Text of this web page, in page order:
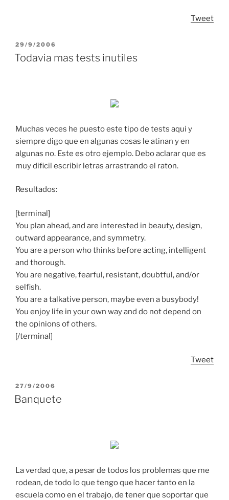
Tweet
POSTED
ON
29/9/2006
Todavia mas tests inutiles
Muchas veces he puesto este tipo de tests aqui y
siempre digo que en algunas cosas le atinan y en
algunas no. Este es otro ejemplo. Debo aclarar que es
muy dificil escribir letras arrastrando el raton.
Resultados:
[terminal]
You plan ahead, and are interested in beauty, design,
outward appearance, and symmetry.
You are a person who thinks before acting, intelligent
and thorough.
You are negative, fearful, resistant, doubtful, and/or
selfish.
You are a talkative person, maybe even a busybody!
You enjoy life in your own way and do not depend on
the opinions of others.
[/terminal]
Tweet
POSTED
ON
27/9/2006
Banquete
La verdad que, a pesar de todos los problemas que me
rodean, de todo lo que tengo que hacer tanto en la
escuela como en el trabajo, de tener que soportar que